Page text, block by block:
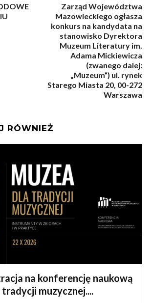
Zarząd Województwa
Mazowieckiego ogłasza
konkurs na kandydata na
stanowisko Dyrektora
Muzeum Literatury im.
Adama Mickiewicza
(zwanego dalej:
„Muzeum”) ul. rynek
Starego Miasta 20, 00-272
Warszawa
RÓWNIEŻ
na konferencję naukową
tradycji muzycznej....